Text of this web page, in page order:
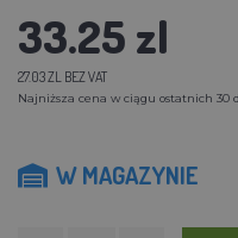
33.25 zl
27.03 ZL BEZ VAT
Najniższa cena w ciągu ostatnich 30
W MAGAZYNIE